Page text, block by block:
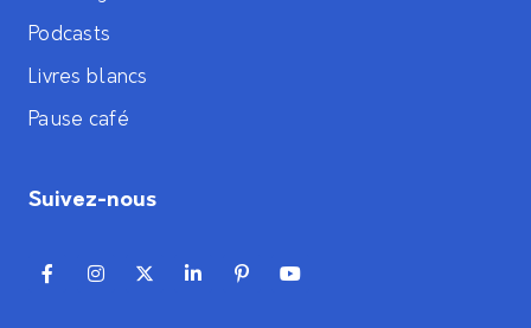
Podcasts
Livres blancs
Pause café
Suivez-nous